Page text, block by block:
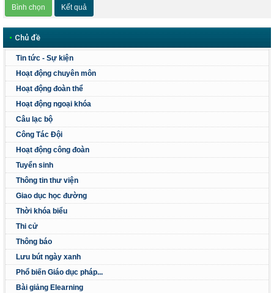
• Chủ đề
Tin tức - Sự kiện
Hoạt động chuyên môn
Hoạt động đoàn thể
Hoạt động ngoại khóa
Câu lạc bộ
Công Tác Đội
Hoạt động công đoàn
Tuyển sinh
Thông tin thư viện
Giao dục học đường
Thời khóa biểu
Thi cử
Thông báo
Lưu bút ngày xanh
Phổ biến Giáo dục pháp...
Bài giảng Elearning